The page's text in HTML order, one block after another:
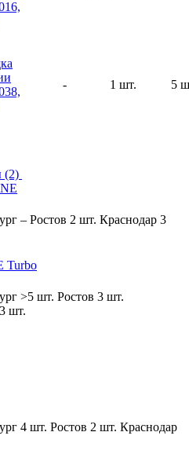
- 1 шт. 5
(2)
– Ростов 2 шт. Краснодар 3
Turbo
>5 шт. Ростов 3 шт.
3 шт.
4 шт. Ростов 2 шт. Краснодар